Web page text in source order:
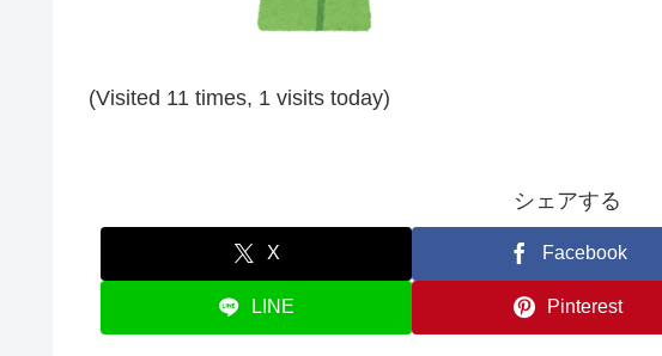
(Visited 11 times, 1 visits today)
シェアする
X Facebook
LINE Pinterest